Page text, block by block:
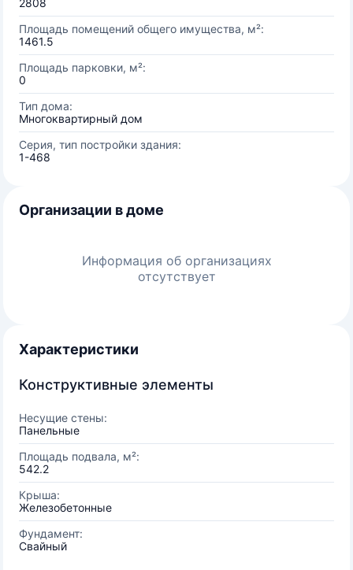
2808
Площадь помещений общего имущества, м²:
1461.5
Площадь парковки, м²:
0
Тип дома:
Многоквартирный дом
Серия, тип постройки здания:
1-468
Организации в доме
Информация об организациях
отсутствует
Характеристики
Конструктивные элементы
Несущие стены:
Панельные
Площадь подвала, м²:
542.2
Крыша:
Железобетонные
Фундамент:
Свайный